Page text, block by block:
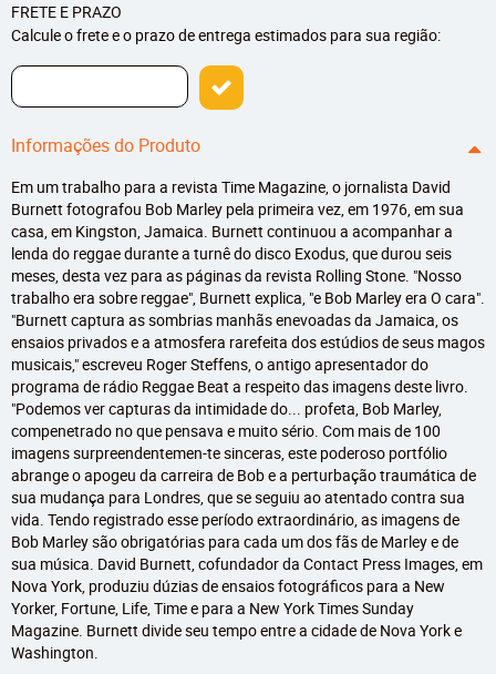
FRETE E PRAZO
Calcule o frete e o prazo de entrega estimados para sua região:
Informações do Produto
Em um trabalho para a revista Time Magazine, o jornalista David
Burnett fotografou Bob Marley pela primeira vez, em 1976, em sua
casa, em Kingston, Jamaica. Burnett continuou a acompanhar a
lenda do reggae durante a turnê do disco Exodus, que durou seis
meses, desta vez para as páginas da revista Rolling Stone. "Nosso
trabalho era sobre reggae", Burnett explica, "e Bob Marley era O cara".
"Burnett captura as sombrias manhãs enevoadas da Jamaica, os
ensaios privados e a atmosfera rarefeita dos estúdios de seus magos
musicais," escreveu Roger Steffens, o antigo apresentador do
programa de rádio Reggae Beat a respeito das imagens deste livro.
"Podemos ver capturas da intimidade do... profeta, Bob Marley,
compenetrado no que pensava e muito sério. Com mais de 100
imagens surpreendentemen-te sinceras, este poderoso portfólio
abrange o apogeu da carreira de Bob e a perturbação traumática de
sua mudança para Londres, que se seguiu ao atentado contra sua
vida. Tendo registrado esse período extraordinário, as imagens de
Bob Marley são obrigatórias para cada um dos fãs de Marley e de
sua música. David Burnett, cofundador da Contact Press Images, em
Nova York, produziu dúzias de ensaios fotográficos para a New
Yorker, Fortune, Life, Time e para a New York Times Sunday
Magazine. Burnett divide seu tempo entre a cidade de Nova York e
Washington.